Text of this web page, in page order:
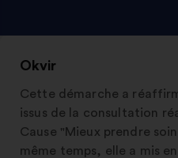
Okvir
Cette démarche a
issus de la consultation
Cause "Mieux prendre
même temps, elle a mis